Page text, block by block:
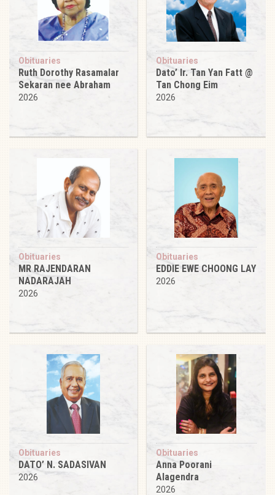
Obituaries
Ruth Dorothy Rasamalar
Sekaran nee Abraham
2026
Obituaries
Dato’ Ir. Tan Yan Fatt @
Tan Chong Eim
2026
Obituaries
MR RAJENDARAN
NADARAJAH
2026
Obituaries
EDDIE EWE CHOONG LAY
2026
Obituaries
DATO’ N. SADASIVAN
2026
Obituaries
Anna Poorani
Alagendra
2026